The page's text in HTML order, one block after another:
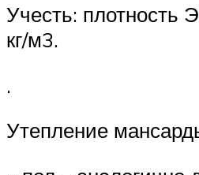
Учесть: плотность
кг/м3.
.
Утепление